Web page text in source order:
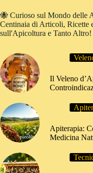
🐝 Curioso sul Mondo delle
Centinaia di Articoli, Ricette
sull'Apicoltura e Tanto Altro!
Il Veleno
Apiterapia:
Medicina